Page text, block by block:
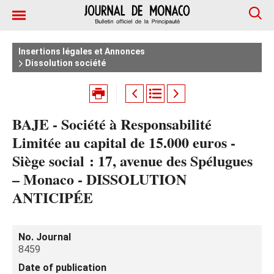
Insertions légales et Annonces
Dissolution société
BAJE - Société à Responsabilité
Limitée au capital de 15.000 euros -
Siège social : 17, avenue des Spélugues
– Monaco - DISSOLUTION
ANTICIPÉE
No. Journal
8459
Date of publication